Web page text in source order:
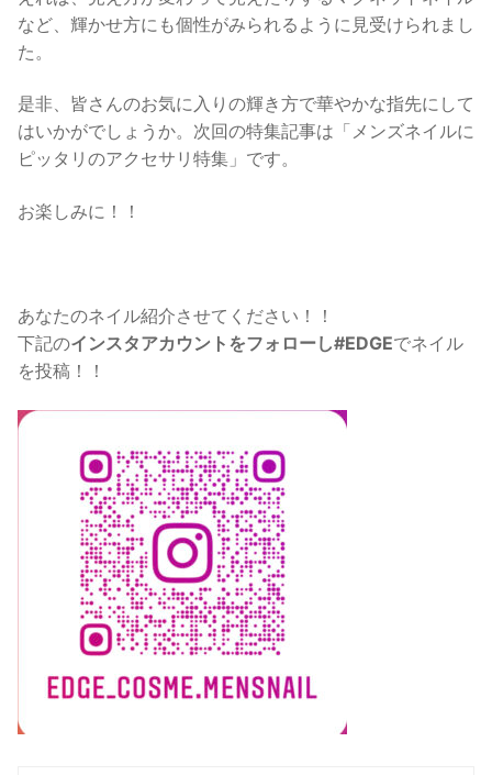
など、輝かせ方にも個性がみられるように見受けられまし
た。
是非、皆さんのお気に入りの輝き方で華やかな指先にして
はいかがでしょうか。次回の特集記事は「メンズネイルに
ピッタリのアクセサリ特集」です。
お楽しみに！！
あなたのネイル紹介させてください！！
下記のインスタアカウントをフォローし#EDGEでネイル
を投稿！！